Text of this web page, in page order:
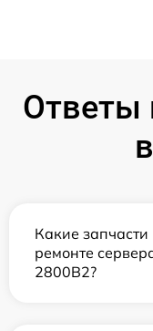
Ответы
Какие
ремонте
2800B2?